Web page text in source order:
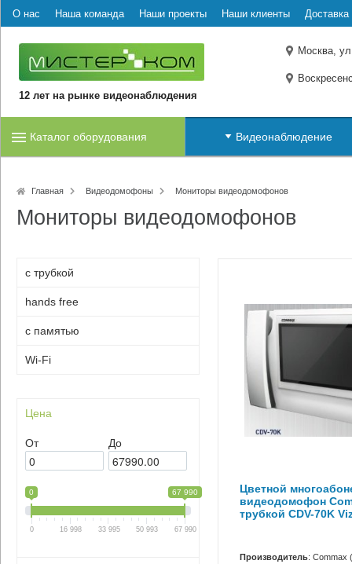
О нас Наша команда Наши проекты Наши клиенты Доставка
12 лет на рынке видеонаблюдения
Москва,
Каталог оборудования Видеонаблюдение
Главная Видеодомофоны Мониторы видеодомофонов
Мониторы видеодомофонов
с трубкой
hands free
с памятью
Wi-Fi
Цена
От До
0 67 990
0 16 998 33 995 50 993 67 990
Цветной
видеодомофон
трубкой CDV-70K
Производитель: Сommax